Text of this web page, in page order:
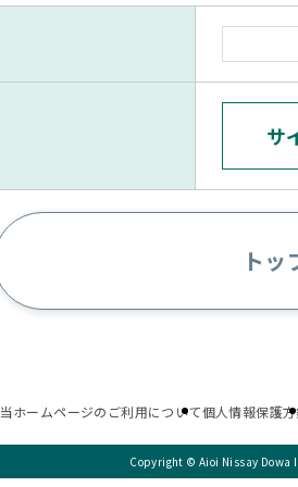
サ
トッ
当ホームページのご利用について個人情報保護
Copyright © Aioi Nissay Dowa